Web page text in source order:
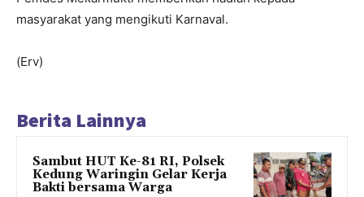
masyarakat yang mengikuti Karnaval.
(Erv)
Berita Lainnya
Sambut HUT Ke-81 RI, Polsek
Kedung Waringin Gelar Kerja
Bakti bersama Warga